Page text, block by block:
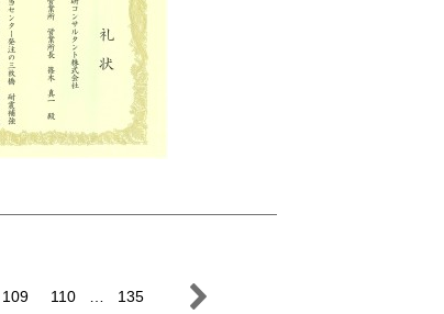
109 110 135